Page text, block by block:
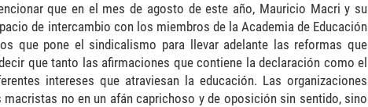
que en el mes de agosto de este año, Mauricio Macri y su
de intercambio con los miembros de la Academia de Educación
que pone el sindicalismo para llevar adelante las reformas que
que tanto las afirmaciones que contiene la declaración como el
intereses que atraviesan la educación. Las organizaciones
no en un afán caprichoso y de oposición sin sentido, sino